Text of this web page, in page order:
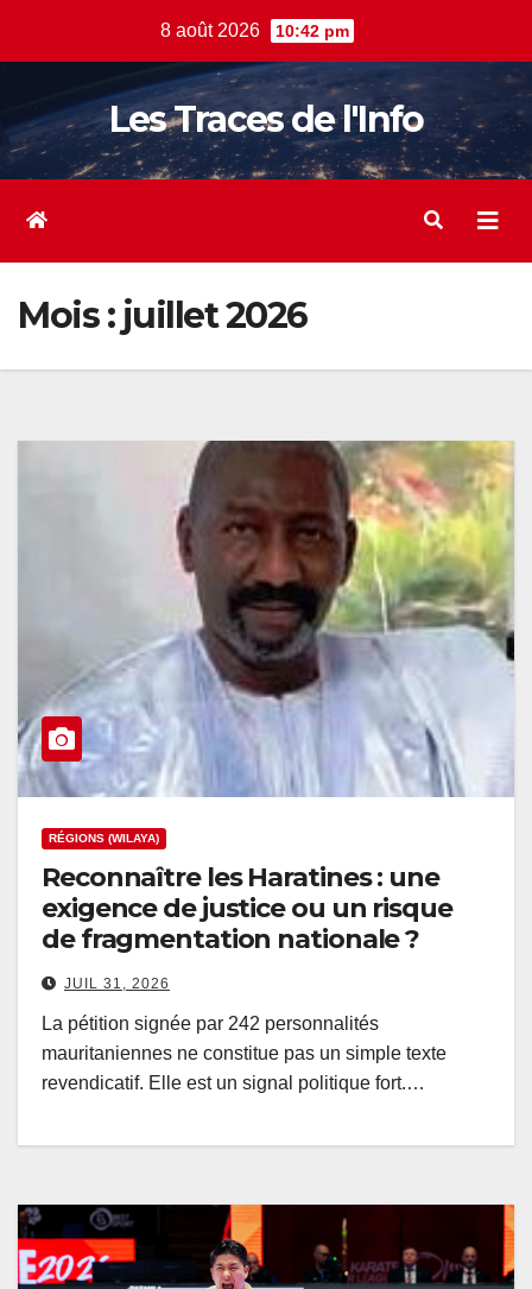
8 août 2026 10:42 pm
Les Traces de l'Info
Mois : juillet 2026
RÉGIONS (WILAYA)
Reconnaître les Haratines : une
exigence de justice ou un risque
de fragmentation nationale ?
JUIL 31, 2026
La pétition signée par 242 personnalités
mauritaniennes ne constitue pas un simple texte
revendicatif. Elle est un signal politique fort.…